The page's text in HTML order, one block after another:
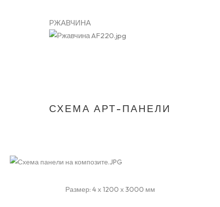
РЖАВЧИНА
СХЕМА АРТ-ПАНЕЛИ
Размер: 4 х 1200 х 3000 мм